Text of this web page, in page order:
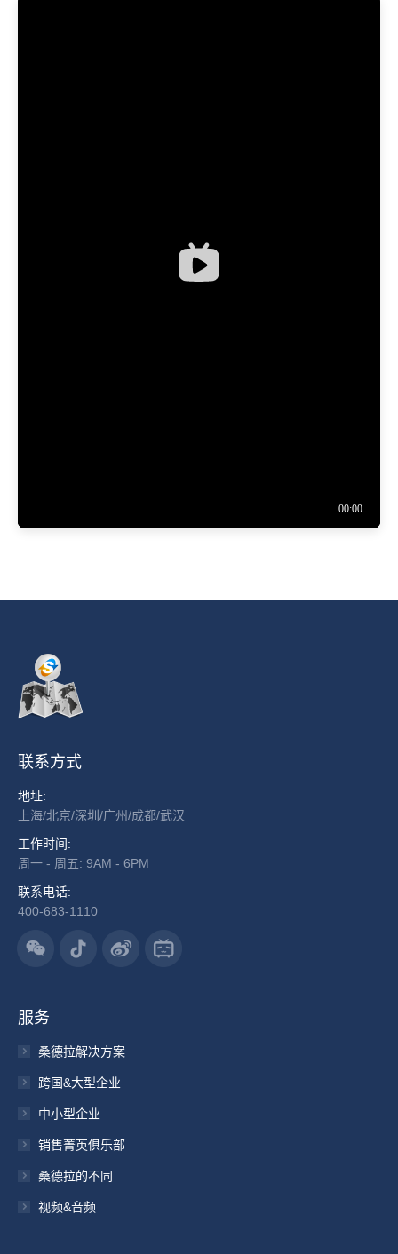
联系方式
地址:
上海/北京/深圳/广州/成都/武汉
工作时间:
周一 - 周五: 9AM - 6PM
联系电话:
400-683-1110
服务
桑德拉解决方案
跨国&大型企业
中小型企业
销售菁英俱乐部
桑德拉的不同
视频&音频